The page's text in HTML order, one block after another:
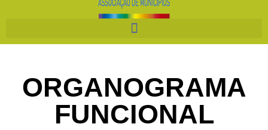
ORGANOGRAMA
FUNCIONAL